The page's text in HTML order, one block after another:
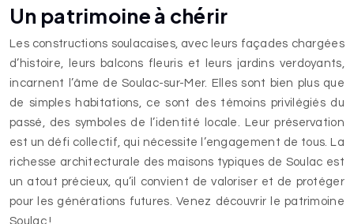
Un patrimoine à chérir
Les constructions soulacaises, avec leurs façades chargées
d’histoire, leurs balcons fleuris et leurs jardins verdoyants,
incarnent l’âme de Soulac-sur-Mer. Elles sont bien plus que
de simples habitations, ce sont des témoins privilégiés du
passé, des symboles de l’identité locale. Leur préservation
est un défi collectif, qui nécessite l’engagement de tous. La
richesse architecturale des maisons typiques de Soulac est
un atout précieux, qu’il convient de valoriser et de protéger
pour les générations futures. Venez découvrir le patrimoine
Soulac !